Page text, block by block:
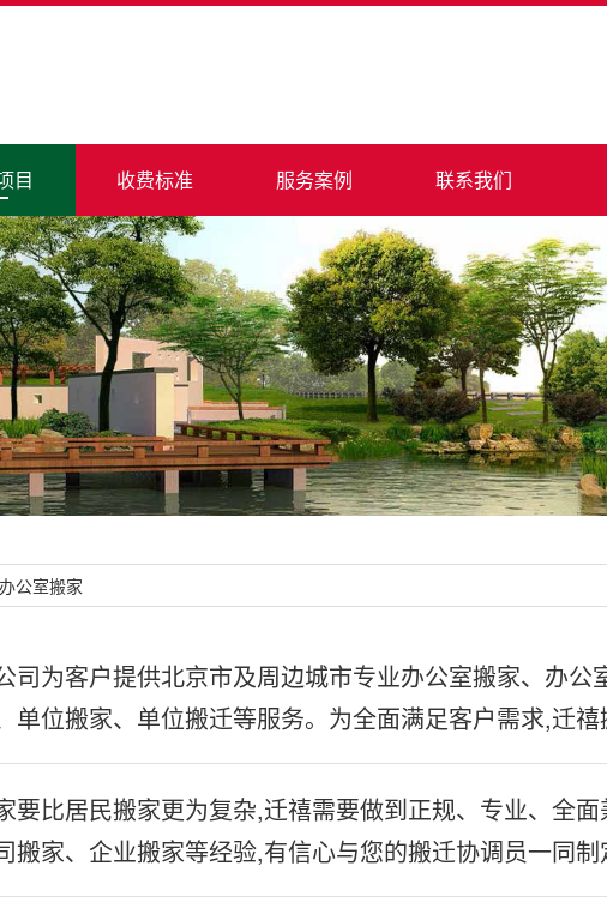
目 收费标准 服务案例 联系我们
办公室搬家
司为客户提供北京市及周边城市专业办公室搬家、办
单位搬家、单位搬迁等服务。为全面满足客户需求,迁禧
要比居民搬家更为复杂,迁禧需要做到正规、专业、全
搬家、企业搬家等经验,有信心与您的搬迁协调员一同制